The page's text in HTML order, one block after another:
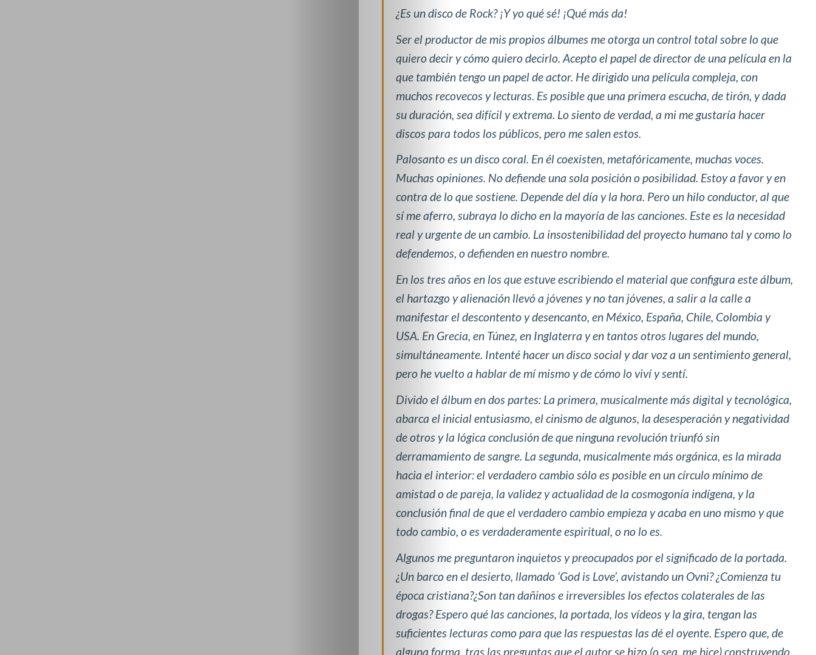
¿Es un disco de Rock? ¡Y yo qué sé! ¡Qué más da!
Ser el productor de mis propios álbumes me otorga un control total sobre lo que
quiero decir y cómo quiero decirlo. Acepto el papel de director de una película en la
que también tengo un papel de actor. He dirigido una película compleja, con
muchos recovecos y lecturas. Es posible que una primera escucha, de tirón, y dada
su duración, sea difícil y extrema. Lo siento de verdad, a mi me gustaría hacer
discos para todos los públicos, pero me salen estos.
Palosanto es un disco coral. En él coexisten, metafóricamente, muchas voces.
Muchas opiniones. No defiende una sola posición o posibilidad. Estoy a favor y en
contra de lo que sostiene. Depende del día y la hora. Pero un hilo conductor, al que
sí me aferro, subraya lo dicho en la mayoría de las canciones. Este es la necesidad
real y urgente de un cambio. La insostenibilidad del proyecto humano tal y como lo
defendemos, o defienden en nuestro nombre.
En los tres años en los que estuve escribiendo el material que configura este álbum,
el hartazgo y alienación llevó a jóvenes y no tan jóvenes, a salir a la calle a
manifestar el descontento y desencanto, en México, España, Chile, Colombia y
USA. En Grecia, en Túnez, en Inglaterra y en tantos otros lugares del mundo,
simultáneamente. Intenté hacer un disco social y dar voz a un sentimiento general,
pero he vuelto a hablar de mí mismo y de cómo lo viví y sentí.
Divido el álbum en dos partes: La primera, musicalmente más digital y tecnológica,
abarca el inicial entusiasmo, el cinismo de algunos, la desesperación y negatividad
de otros y la lógica conclusión de que ninguna revolución triunfó sin
derramamiento de sangre. La segunda, musicalmente más orgánica, es la mirada
hacia el interior: el verdadero cambio sólo es posible en un círculo mínimo de
amistad o de pareja, la validez y actualidad de la cosmogonía indígena, y la
conclusión final de que el verdadero cambio empieza y acaba en uno mismo y que
todo cambio, o es verdaderamente espiritual, o no lo es.
Algunos me preguntaron inquietos y preocupados por el significado de la portada.
¿Un barco en el desierto, llamado ‘God is Love’, avistando un Ovni? ¿Comienza tu
época cristiana?¿Son tan dañinos e irreversibles los efectos colaterales de las
drogas? Espero qué las canciones, la portada, los vídeos y la gira, tengan las
suficientes lecturas como para que las respuestas las dé el oyente. Espero que, de
alguna forma, tras las preguntas que el autor se hizo (o sea, me hice) construyendo